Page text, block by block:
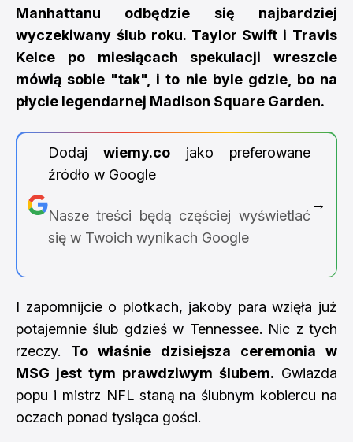
Manhattanu odbędzie się najbardziej
wyczekiwany ślub roku. Taylor Swift i Travis
Kelce po miesiącach spekulacji wreszcie
mówią sobie "tak", i to nie byle gdzie, bo na
płycie legendarnej Madison Square Garden.
Dodaj wiemy.cojako preferowane
źródło w Google
Nasze treści będą częściej wyświetlać
się w Twoich wynikach Google
→
I zapomnijcie o plotkach, jakoby para wzięła już
potajemnie ślub gdzieś w Tennessee. Nic z tych
rzeczy. To właśnie dzisiejsza ceremonia w
MSG jest tym prawdziwym ślubem. Gwiazda
popu i mistrz NFL staną na ślubnym kobiercu na
oczach ponad tysiąca gości.